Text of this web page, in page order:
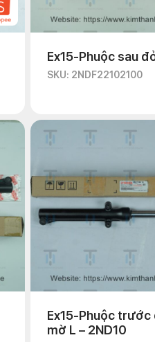
Ex15-Phuộc sau
SKU: 2NDF22102100
Ex15-Phuộc trước
mờ L – 2ND10